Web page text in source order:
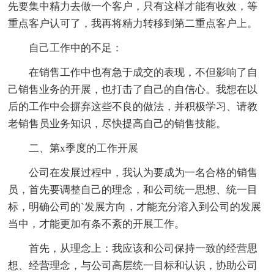
先要集中精力去做一个客户，只有这样才能有收效，等
重点客户认可了，我再将精力转移到第二重点客户上。
自己工作中的不足：
在销售工作中也有急于成交的表现，不但影响了自
己销售业务的开展，也打击了自己的自信心。我想在以
后的工作中会摒弃这些不良的做法，并积极学习、请教
老销售员业务知识，尽快提高自己的销售技能。
二、第x季度的工作开展
公司在发展过程中，我认为要成为一名合格的销售
员，首先要调整自己的理念，和公司统一思想、统一目
标，明确公司的`发展方向，才能充分溶入到公司的发展
当中，才能更加有条不紊的开展工作。
首先，从理念上：我应该和公司保持一致的经营思
想、经营理念，与公司高层统一目标和认识，协助公司